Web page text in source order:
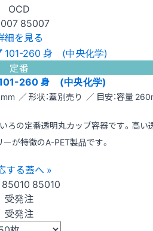
OCD
85007
細を見る
定番
260 身 (中央化学)
／ 形状：蓋別売り ／ 目安：容量
ろの定番透明丸カップ容器です。高い
が特徴のA-PET製品です。
する蓋へ »
85010 85010
受発注
受発注